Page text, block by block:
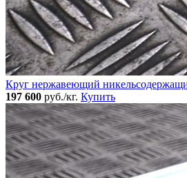
Круг нержавеющий
197 600 руб./кг. Купить